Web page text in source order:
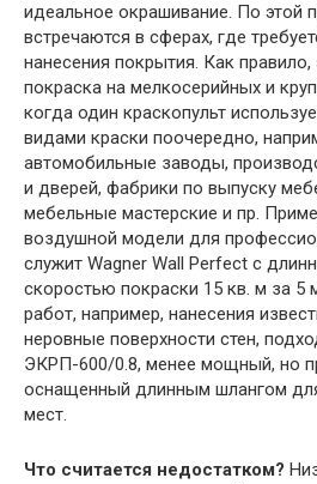
идеальное окрашивание. По этой
встречаются в сферах, где
нанесения покрытия. Как
покраска на мелкосерийных и
когда один краскопульт
видами краски поочередно,
автомобильные заводы,
и дверей, фабрики по выпуску
мебельные мастерские и пр.
воздушной модели для
служит Wagner Wall Perfect с
скоростью покраски 15 кв. м за 5
работ, например, нанесения
неровные поверхности стен,
ЭКРП-600/0.8, менее мощный, но
оснащенный длинным шлангом
мест.
Что считается недостатком?